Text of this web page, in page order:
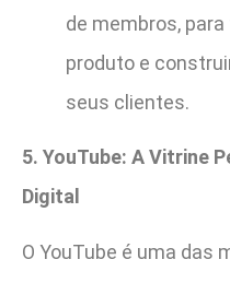
de membros,
produto e
seus clientes.
5. YouTube: A Vitrine
Digital
O YouTube é uma das